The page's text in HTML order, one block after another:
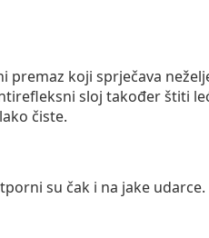
premaz koji sprječava
sloj također štiti
čiste.
su čak i na jake